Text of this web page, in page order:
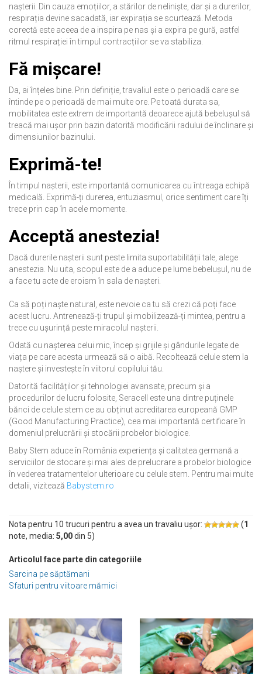
nașterii. Din cauza emoțiilor, a stărilor de neliniște, dar și a durerilor,
respirația devine sacadată, iar expirația se scurtează. Metoda
corectă este aceea de a inspira pe nas și a expira pe gură, astfel
ritmul respirației în timpul contracțiilor se va stabiliza.
Fă mișcare!
Da, ai înțeles bine. Prin definiție, travaliul este o perioadă care se
întinde pe o perioadă de mai multe ore. Pe toată durata sa,
mobilitatea este extrem de importantă deoarece ajută bebelușul să
treacă mai ușor prin bazin datorită modificării radului de înclinare și
dimensiunilor bazinului.
Exprimă-te!
În timpul nașterii, este importantă comunicarea cu întreaga echipă
medicală. Exprimă-ți durerea, entuziasmul, orice sentiment care îți
trece prin cap în acele momente.
Acceptă anestezia!
Dacă durerile nașterii sunt peste limita suportabilității tale, alege
anestezia. Nu uita, scopul este de a aduce pe lume bebelușul, nu de
a face tu acte de eroism în sala de nașteri.
Ca să poți naște natural, este nevoie ca tu să crezi că poți face
acest lucru. Antrenează-ți trupul și mobilizează-ți mintea, pentru a
trece cu ușurință peste miracolul nașterii.
Odată cu nașterea celui mic, încep și grijile și gândurile legate de
viața pe care acesta urmează să o aibă. Recoltează celule stem la
naștere și investește în viitorul copilului tău.
Datorită facilităților și tehnologiei avansate, precum și a
procedurilor de lucru folosite, Seracell este una dintre puținele
bănci de celule stem ce au obținut acreditarea europeană GMP
(Good Manufacturing Practice), cea mai importantă certificare în
domeniul prelucrării și stocării probelor biologice.
Baby Stem aduce în România experiența și calitatea germană a
serviciilor de stocare și mai ales de prelucrare a probelor biologice
în vederea tratamentelor ulterioare cu celule stem. Pentru mai multe
detalii, vizitează Babystem.ro
Nota pentru 10 trucuri pentru a avea un travaliu ușor: (1
note, media: 5,00din 5)
Articolul face parte din categoriile
Sarcina pe săptămani
Sfaturi pentru viitoare mămici